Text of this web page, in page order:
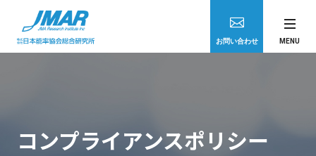
民間企業のお客さま
お問い合わせ MENU
コンプライアンスポリシー